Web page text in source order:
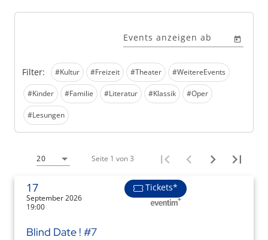
Filter: #Kultur #Freizeit #Theater #WeitereEvents
#Kinder #Familie #Literatur #Klassik #Oper
#Lesungen
Events anzeigen ab
20 Seite 1 von 3
17
September 2026
19:00
Tickets*
Blind Date ! #7